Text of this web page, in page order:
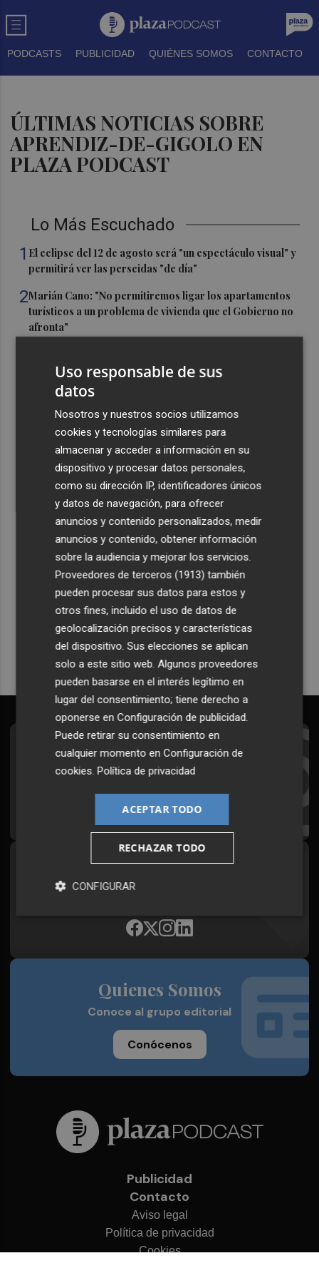
PODCASTS PUBLICIDAD QUIÉNES SOMOS CONTACTO
ÚLTIMAS NOTICIAS SOBRE
APRENDIZ-DE-GIGOLO EN
PLAZA PODCAST
Lo Más Escuchado
1 El eclipse del 12 de agosto será "un espectáculo visual" y
permitirá ver las perseidas "de día"
2Marián Cano: "No permitiremos ligar los apartamentos
turísticos a un problema de vivienda que el Gobierno no
afronta"
estoque definitivo" al PP en las urnas: "Habrá Botànic
Sam Neill tendrá un papel póstumo en 'The Legend of
Zelda'
¿Cómo afecta el eclipse total de sol al sistema eléctrico y
la producción fotovoltaica?
Recibe toda la actualidad de
Plaza Podcast en tu correo
Quiero suscribirme
Suscríbete al Boletín
Todos los días a primera hora en tu email
¡Quiero suscribirme!
Síguenos en redes
Plaza Podcast, desde cualquier medio
Quienes Somos
Conoce al grupo editorial
Conócenos
Publicidad
Contacto
Aviso legal
Política de privacidad
Cookies
Uso responsable de sus
datos
Nosotros y nuestros socios utilizamos
cookies y tecnologías similares para
almacenar y acceder a información en su
dispositivo y procesar datos personales,
como su dirección IP, identificadores únicos
y datos de navegación, para ofrecer
anuncios y contenido personalizados, medir
anuncios y contenido, obtener información
sobre la audiencia y mejorar los servicios.
Proveedores de terceros (1913) también
pueden procesar sus datos para estos y
otros fines, incluido el uso de datos de
geolocalización precisos y características
del dispositivo. Sus elecciones se aplican
solo a este sitio web. Algunos proveedores
pueden basarse en el interés legítimo en
lugar del consentimiento; tiene derecho a
oponerse enConfiguración de publicidad.
Puede retirar su consentimiento en
cualquier momento enConfiguración de
cookies.Política de privacidad
ACEPTAR TODO
RECHAZAR TODO
CONFIGURAR